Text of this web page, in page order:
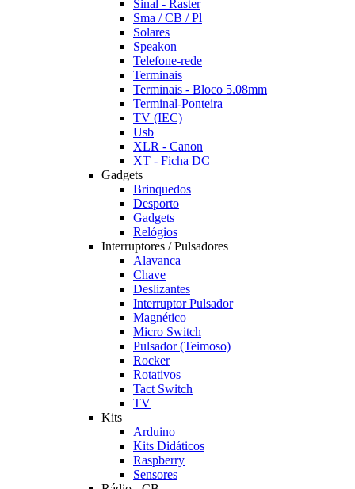
Sinal - Raster
Sma / CB / Pl
Solares
Speakon
Telefone-rede
Terminais
Terminais - Bloco 5.08mm
Terminal-Ponteira
TV (IEC)
Usb
XLR - Canon
XT - Ficha DC
Gadgets
Brinquedos
Desporto
Gadgets
Relógios
Interruptores / Pulsadores
Alavanca
Chave
Deslizantes
Interruptor Pulsador
Magnético
Micro Switch
Pulsador (Teimoso)
Rocker
Rotativos
Tact Switch
TV
Kits
Arduino
Kits Didáticos
Raspberry
Sensores